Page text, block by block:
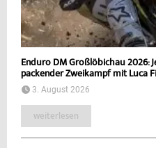
Enduro DM Großlöbichau 2026:
packender Zweikampf mit Luca
3. August 2026
weiterlesen